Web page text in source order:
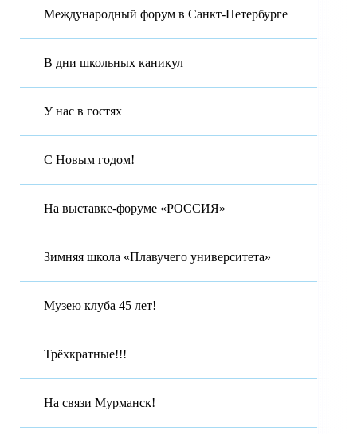
Международный форум в Санкт-Петербурге
В дни школьных каникул
У нас в гостях
С Новым годом!
На выставке-форуме «РОССИЯ»
Зимняя школа «Плавучего университета»
Музею клуба 45 лет!
Трёхкратные!!!
На связи Мурманск!